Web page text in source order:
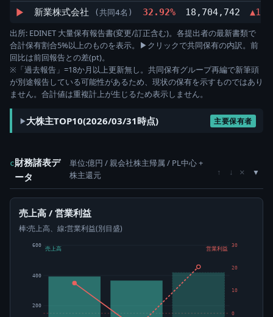
▶ 新業株式会社 (共同4名) 32.92% 18,704,742
出所: EDINET 大量保有報告書(変更/訂正含む)。各提出者の最新書類で
合計保有割合5%以上のものを表示。▶クリックで共同保有の内訳。前
回比は前回報告との差(pt)。
※「過去報告」=18か月以上更新無し。共同保有グループ再編で新筆頭
が別途報告している可能性があるため、現状の保有を示すものではあり
ません。合計値は重複計上が生じるため表示しません。
大株主TOP10(2026/03/31時点) 主要保有者
c財務諸表デ
ータ
単位:億円 / 親会社株主帰属 / PL中心 +
株主還元
↑ ↓ ×
売上高 / 営業利益
棒:売上高、線:営業利益(別目盛)
200
400
600
0
10
20
30
売上高 営業利益